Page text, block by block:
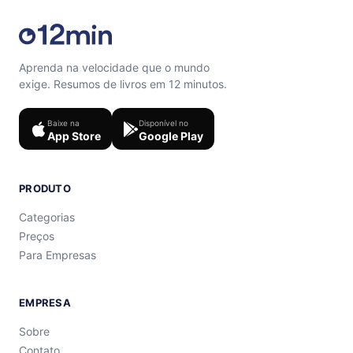
Aprenda na velocidade que o mundo
exige. Resumos de livros em 12 minutos.
Baixe na
App Store
Disponível no
Google Play
PRODUTO
Categorias
Preços
Para Empresas
EMPRESA
Sobre
Contato